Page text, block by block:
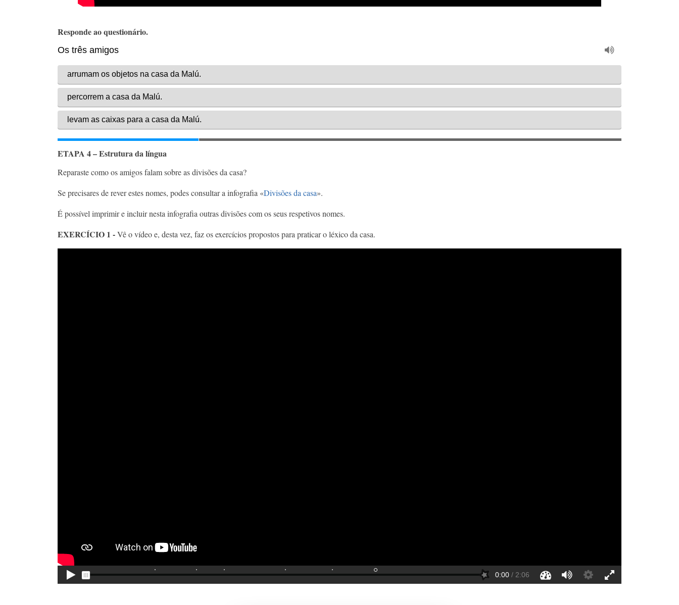
Responde ao questionário.
ETAPA 4 – Estrutura da língua
Reparaste como os amigos falam sobre as divisões da casa?
Se precisares de rever estes nomes, podes consultar a infografia «Divisões da casa».
É possível imprimir e incluir nesta infografia outras divisões com os seus respetivos nomes.
EXERCÍCIO 1 -Vê o vídeo e, desta vez, faz os exercícios propostos para praticar o léxico da casa.